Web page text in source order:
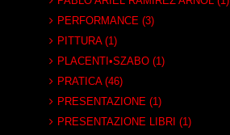
PERFORMANCE (3)
PITTURA (1)
PLACENTI•SZABO (1)
PRATICA (46)
PRESENTAZIONE (1)
PRESENTAZIONE LIBRI (1)